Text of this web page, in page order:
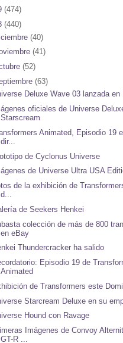
(474)
(440)
(40)
(41)
(52)
(63)
Deluxe Wave 03 lanzada en
oficiales de Universe
Starscream
Animated, Episodio 19
dir...
de Cyclonus Universe
de Universe Ultra USA
de la exhibición de
d...
de Seekers Henkei
colección de más de 800
en eBay
Thundercracker ha salido
Episodio 19 de
Animated
de Transformers este
Starcream Deluxe en su
Hound con Ravage
Imágenes de Convoy
GT-R ...